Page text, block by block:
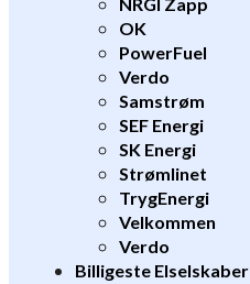
OK
PowerFuel
Verdo
Samstrøm
SEF Energi
SK Energi
Strømlinet
TrygEnergi
Velkommen
Verdo
Billigeste Elselskaber